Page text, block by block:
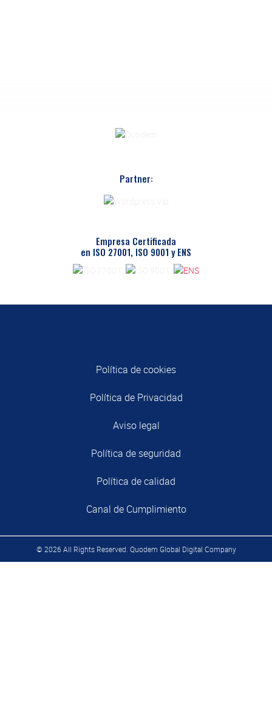
Partner:
Empresa Certificada
en ISO 27001, ISO 9001 y ENS
Política de cookies
Política de Privacidad
Aviso legal
Política de seguridad
Política de calidad
Canal de Cumplimiento
© 2026 All Rights Reserved. Quodem Global Digital Company